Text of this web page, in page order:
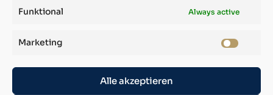
Funktional Always active
Marketing
Alle akzeptieren
Unternehmensberater, Unternehmer
und Gründer des VfS-Verbandes